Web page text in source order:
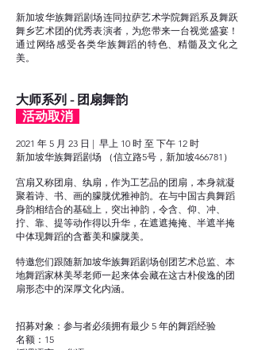
新加坡华族舞蹈剧场连同拉萨艺术学院舞蹈系及舞跃
舞乡艺术团的优秀表演者，为您带来一台视觉盛宴！
通过网络感受各类华族舞蹈的特色、精髓及文化之
美。
大师系列 - 团扇舞韵
活动取消
2021 年 5 月 23 日 | 早上 10 时 至 下午 12 时
新加坡华族舞蹈剧场 （信立路5号，新加坡466781）
宫扇又称团扇、纨扇，作为工艺品的团扇，本身就凝
聚着诗、书、画的朦胧优雅神韵。在与中国古典舞蹈
身韵相结合的基础上，突出神韵，令含、仰、冲、
拧、靠、提等动作得以升华，在遮遮掩掩、半遮半掩
中体现舞蹈的含蓄美和朦胧美。
特邀您们跟随新加坡华族舞蹈剧场创团艺术总监、本
地舞蹈家林美琴老师一起来体会藏在这古朴俊逸的团
扇形态中的深厚文化内涵。
招募对象：参与者必须拥有最少 5 年的舞蹈经验
名额：15